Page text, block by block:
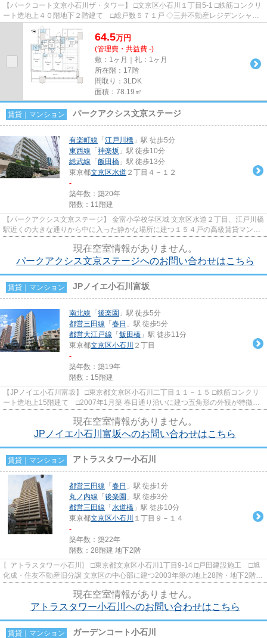
【パークコート文京小石川ザ・タワー】 □文京区小石川１丁目5-1 □鉄筋コンクリ
ート造地上４０階地下２階建て □総戸数５７１戸 ◇三井不動産レジデンシャ
ル、三菱地所レジデンス、日...
64.5万円
(管理費・共益費 -)
敷：1ヶ月｜礼：1ヶ月
所在階：17階
間取り：3LDK
面積：78.19㎡
賃貸｜マンション パークアクシス文京ステージ
有楽町線 「 江戸川橋 」駅 徒歩5分
東西線 「 神楽坂 」駅 徒歩10分
総武線 「 飯田橋 」駅 徒歩13分
東京都文京区水道 ２丁目４－１２
-
築年数：築20年
階数：11階建
【パークアクシス文京ステージ】 金富小学校学区域 文京区水道２丁目、江戸川橋
駅近くの大きな通りから中に入った静かな場所に建つ１５４戸の高級賃貸マンシ
現在空室情報がありません。
パークアクシス文京ステージへのお問い合わせはこちら
賃貸｜マンション JPノイエ小石川富坂
南北線 「 後楽園 」駅 徒歩5分
都営三田線 「 春日 」駅 徒歩5分
都営大江戸線 「 飯田橋 」駅 徒歩11分
東京都文京区小石川 ２丁目
-
築年数：築19年
階数：15階建
【JPノイエ小石川富坂】 □東京都文京区小石川二丁目１１－１５ □鉄筋コンクリ
ート造地上15階建て □2007年1月築 春日通り沿いに建つ五角形の外観が特徴的
現在空室情報がありません。
JPノイエ小石川富坂へのお問い合わせはこちら
賃貸｜マンション アトラスタワー小石川
都営三田線 「 春日 」駅 徒歩1分
丸ノ内線 「 後楽園 」駅 徒歩3分
都営三田線 「 水道橋 」駅 徒歩10分
東京都文京区小石川 １丁目９－１４
-
築年数：築22年
階数：28階建 地下2階
〖アトラスタワー小石川〗 □東京都文京区小石川1丁目9-14 □戸田建設施工 □旭
化成・住友不動産旧分譲 文京区の中心部に建つ2003年築の地上28階・地下2階建
現在空室情報がありません。
アトラスタワー小石川へのお問い合わせはこちら
賃貸｜マンション ガーデンコート小石川